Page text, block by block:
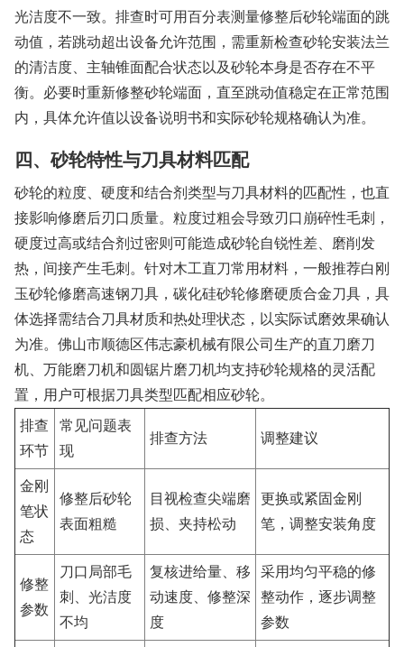
光洁度不一致。排查时可用百分表测量修整后砂轮端面的跳
动值，若跳动超出设备允许范围，需重新检查砂轮安装法兰
的清洁度、主轴锥面配合状态以及砂轮本身是否存在不平
衡。必要时重新修整砂轮端面，直至跳动值稳定在正常范围
内，具体允许值以设备说明书和实际砂轮规格确认为准。
四、砂轮特性与刀具材料匹配
砂轮的粒度、硬度和结合剂类型与刀具材料的匹配性，也直
接影响修磨后刃口质量。粒度过粗会导致刃口崩碎性毛刺，
硬度过高或结合剂过密则可能造成砂轮自锐性差、磨削发
热，间接产生毛刺。针对木工直刀常用材料，一般推荐白刚
玉砂轮修磨高速钢刀具，碳化硅砂轮修磨硬质合金刀具，具
体选择需结合刀具材质和热处理状态，以实际试磨效果确认
为准。佛山市顺德区伟志豪机械有限公司生产的直刀磨刀
机、万能磨刀机和圆锯片磨刀机均支持砂轮规格的灵活配
置，用户可根据刀具类型匹配相应砂轮。
排查
环节
常见问题表
现
排查方法 调整建议
金刚
笔状
态
修整后砂轮
表面粗糙
目视检查尖端磨
损、夹持松动
更换或紧固金刚
笔，调整安装角度
修整
参数
刀口局部毛
刺、光洁度
不均
复核进给量、移
动速度、修整深
度
采用均匀平稳的修
整动作，逐步调整
参数